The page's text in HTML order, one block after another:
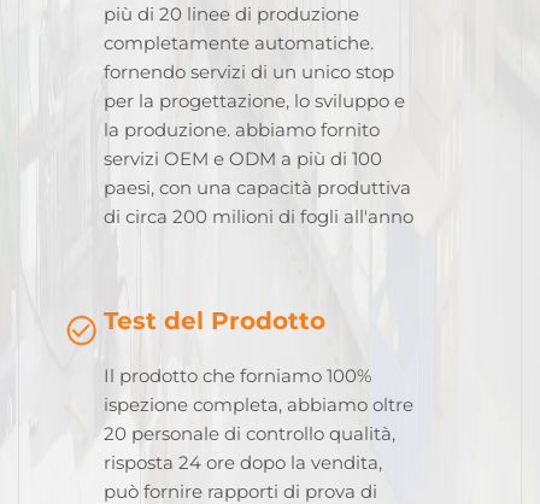
più di 20 linee di produzione
completamente automatiche.
fornendo servizi di un unico stop
per la progettazione, lo sviluppo e
la produzione. abbiamo fornito
servizi OEM e ODM a più di 100
paesi, con una capacità produttiva
di circa 200 milioni di fogli all'anno
Test del Prodotto
Il prodotto che forniamo 100%
ispezione completa, abbiamo oltre
20 personale di controllo qualità,
risposta 24 ore dopo la vendita,
può fornire rapporti di prova di